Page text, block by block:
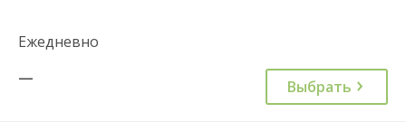
Ежедневно
—
Выбрать